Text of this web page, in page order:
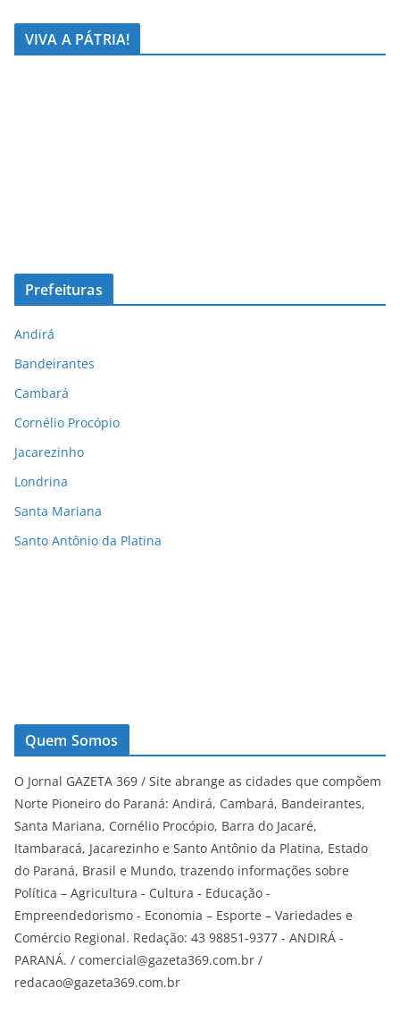
VIVA A PÁTRIA!
Prefeituras
Andirá
Bandeirantes
Cambará
Cornélio Procópio
Jacarezinho
Londrina
Santa Mariana
Santo Antônio da Platina
Quem Somos
O Jornal GAZETA 369 / Site abrange as cidades que compõem
Norte Pioneiro do Paraná: Andirá, Cambará, Bandeirantes,
Santa Mariana, Cornélio Procópio, Barra do Jacaré,
Itambaracá, Jacarezinho e Santo Antônio da Platina, Estado
do Paraná, Brasil e Mundo, trazendo informações sobre
Política – Agricultura - Cultura - Educação -
Empreendedorismo - Economia – Esporte – Variedades e
Comércio Regional. Redação: 43 98851-9377 - ANDIRÁ -
PARANÁ. / comercial@gazeta369.com.br /
redacao@gazeta369.com.br